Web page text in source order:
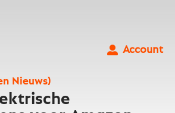
Account
Nieuws)